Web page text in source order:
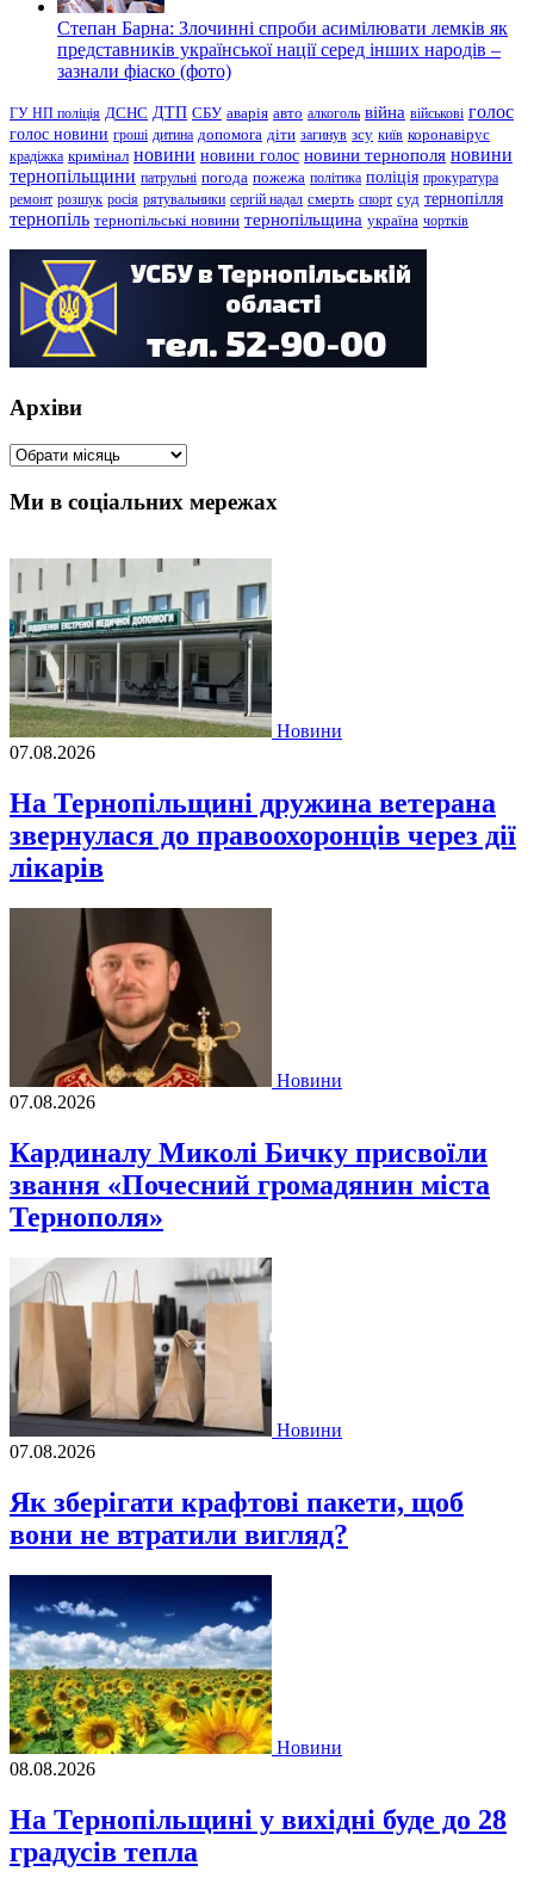
Степан Барна: Злочинні спроби асимілювати лемків як
представників української нації серед інших народів –
зазнали фіаско (фото)
ГУ НП поліція ДСНС ДТП СБУ аварія авто алкоголь війна військові голос
голос новини гроші дитина допомога діти загинув зсу київ коронавірус
крадіжка кримінал новини новини голос новини тернополя новини
тернопільщини патрульні погода пожежа політика поліція прокуратура
ремонт розшук росія рятувальники сергій надал смерть спорт суд тернопілля
тернопіль тернопільські новини тернопільщина україна чортків
Архіви
Архіви
Ми в соціальних мережах
Новини
07.08.2026
На Тернопільщині дружина ветерана
звернулася до правоохоронців через дії
лікарів
Новини
07.08.2026
Кардиналу Миколі Бичку присвоїли
звання «Почесний громадянин міста
Тернополя»
Новини
07.08.2026
Як зберігати крафтові пакети, щоб
вони не втратили вигляд?
Новини
08.08.2026
На Тернопільщині у вихідні буде до 28
градусів тепла